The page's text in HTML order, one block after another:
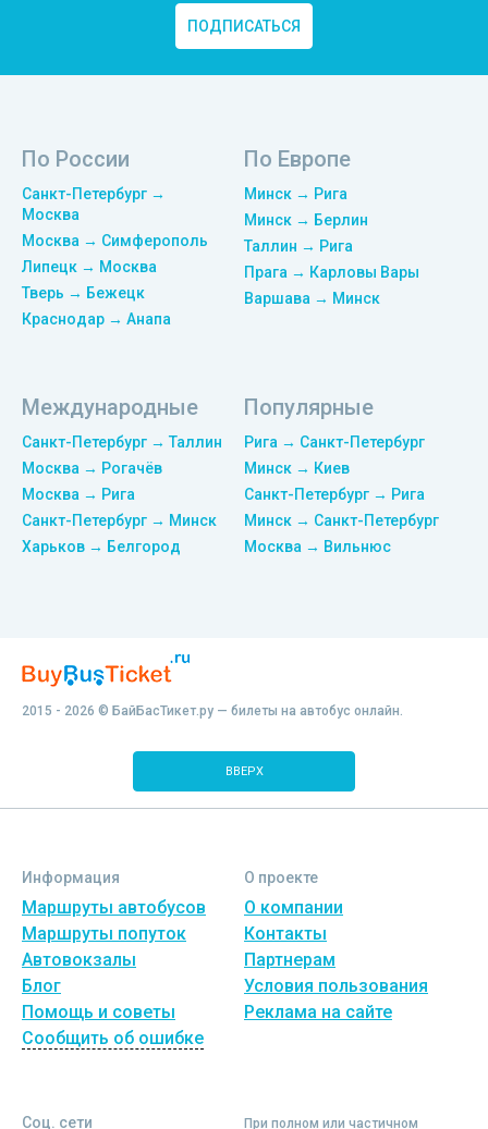
ПОДПИСАТЬСЯ
По России
Санкт-Петербург →
Москва
Москва → Симферополь
Липецк → Москва
Тверь → Бежецк
Краснодар → Анапа
По Европе
Минск → Рига
Минск → Берлин
Таллин → Рига
Прага → Карловы Вары
Варшава → Минск
Международные
Санкт-Петербург → Таллин
Москва → Рогачёв
Москва → Рига
Санкт-Петербург → Минск
Харьков → Белгород
Популярные
Рига → Санкт-Петербург
Минск → Киев
Санкт-Петербург → Рига
Минск → Санкт-Петербург
Москва → Вильнюс
2015 - 2026 © БайБасТикет.ру — билеты на автобус онлайн.
ВВЕРХ
Информация
Маршруты автобусов
Маршруты попуток
Автовокзалы
Блог
Помощь и советы
Сообщить об ошибке
О проекте
О компании
Контакты
Партнерам
Условия пользования
Реклама на сайте
Соц. сети При полном или частичном